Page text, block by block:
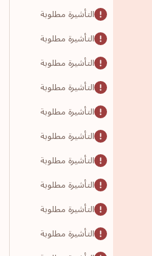
التأشيرة مطلوبة
التأشيرة مطلوبة
التأشيرة مطلوبة
التأشيرة مطلوبة
التأشيرة مطلوبة
التأشيرة مطلوبة
التأشيرة مطلوبة
التأشيرة مطلوبة
التأشيرة مطلوبة
التأشيرة مطلوبة